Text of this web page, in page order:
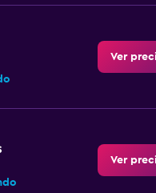
Ver
Ver